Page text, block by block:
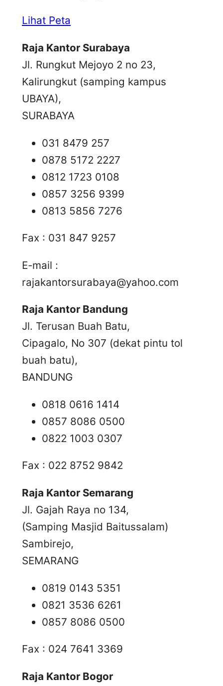
Lihat Peta
Raja Kantor Surabaya
Jl. Rungkut Mejoyo 2 no 23,
Kalirungkut (samping kampus
UBAYA),
SURABAYA
031 8479 257
0878 5172 2227
0812 1723 0108
0857 3256 9399
0813 5856 7276
Fax : 031 847 9257
E-mail :
rajakantorsurabaya@yahoo.com
Raja Kantor Bandung
Jl. Terusan Buah Batu,
Cipagalo, No 307 (dekat pintu tol
buah batu),
BANDUNG
0818 0616 1414
0857 8086 0500
0822 1003 0307
Fax : 022 8752 9842
Raja Kantor Semarang
Jl. Gajah Raya no 134,
(Samping Masjid Baitussalam)
Sambirejo,
SEMARANG
0819 0143 5351
0821 3536 6261
0857 8086 0500
Fax : 024 7641 3369
Raja Kantor Bogor